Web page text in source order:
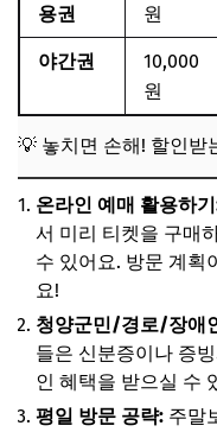
용권 원
야간권
10,000
원
💡 놓치면 손해! 할인받
온라인 예매 활용하
서 미리 티켓을 구매
수 있어요. 방문 계획
요!
청양군민/경로/장애
들은 신분증이나 증
인 혜택을 받으실 수
평일 방문 공략: 주말